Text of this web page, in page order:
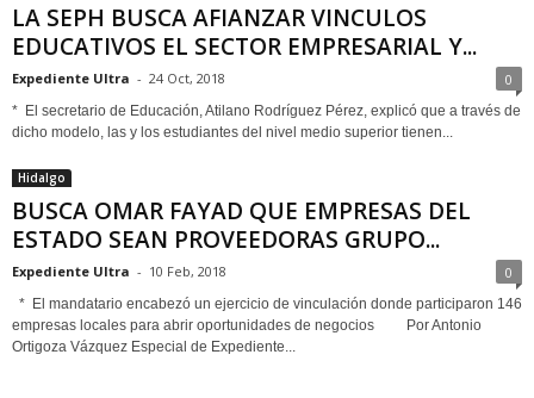
LA SEPH BUSCA AFIANZAR VINCULOS
EDUCATIVOS EL SECTOR EMPRESARIAL Y...
Expediente Ultra - 24 Oct, 2018 0
* El secretario de Educación, Atilano Rodríguez Pérez, explicó que a través de
dicho modelo, las y los estudiantes del nivel medio superior tienen...
Hidalgo
BUSCA OMAR FAYAD QUE EMPRESAS DEL
ESTADO SEAN PROVEEDORAS GRUPO...
Expediente Ultra - 10 Feb, 2018 0
* El mandatario encabezó un ejercicio de vinculación donde participaron 146
empresas locales para abrir oportunidades de negocios Por Antonio
Ortigoza Vázquez Especial de Expediente...